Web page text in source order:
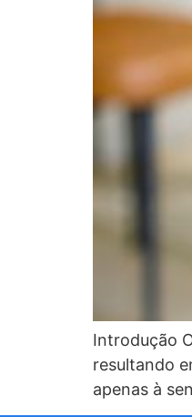
Introdução
resultando
apenas à